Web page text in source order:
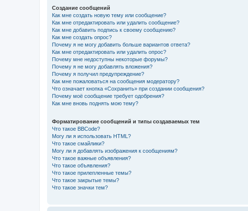
Создание сообщений
Как мне создать новую тему или сообщение?
Как мне отредактировать или удалить сообщение?
Как мне добавить подпись к своему сообщению?
Как мне создать опрос?
Почему я не могу добавить больше вариантов ответа?
Как мне отредактировать или удалить опрос?
Почему мне недоступны некоторые форумы?
Почему я не могу добавлять вложения?
Почему я получил предупреждение?
Как мне пожаловаться на сообщения модератору?
Что означает кнопка «Сохранить» при создании сообщения?
Почему моё сообщение требует одобрения?
Как мне вновь поднять мою тему?
Форматирование сообщений и типы создаваемых тем
Что такое BBCode?
Могу ли я использовать HTML?
Что такое смайлики?
Могу ли я добавлять изображения к сообщениям?
Что такое важные объявления?
Что такое объявления?
Что такое прилепленные темы?
Что такое закрытые темы?
Что такое значки тем?